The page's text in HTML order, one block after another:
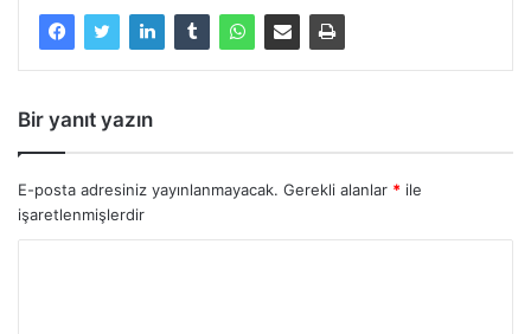
Bir yanıt yazın
E-posta adresiniz yayınlanmayacak. Gerekli alanlar * ile
işaretlenmişlerdir